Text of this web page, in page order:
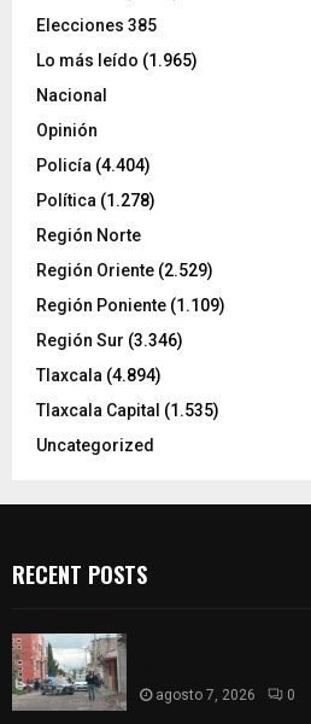
Elecciones 385
Lo más leído (1.965)
Nacional
Opinión
Policía (4.404)
Política (1.278)
Región Norte
Región Oriente (2.529)
Región Poniente (1.109)
Región Sur (3.346)
Tlaxcala (4.894)
Tlaxcala Capital (1.535)
Uncategorized
RECENT POSTS
agosto 7, 2026 0